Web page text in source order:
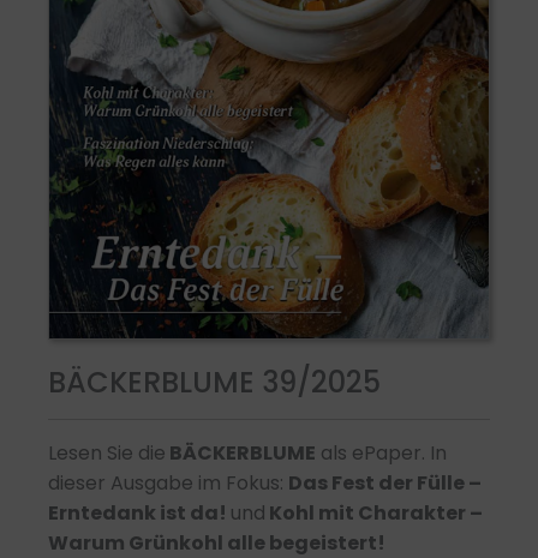
BÄCKERBLUME 39/2025
Lesen Sie die BÄCKERBLUME als ePaper. In
dieser Ausgabe im Fokus: Das Fest der Fülle –
Erntedank ist da! und Kohl mit Charakter –
Warum Grünkohl alle begeistert!